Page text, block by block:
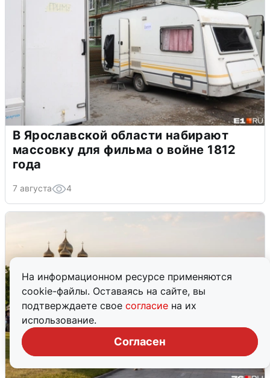
На информационном ресурсе применяются
cookie-файлы. Оставаясь на сайте, вы
подтверждаете свое согласие на их
использование.
Согласен
В Ярославской области набирают
массовку для фильма о войне 1812
года
7 августа 4